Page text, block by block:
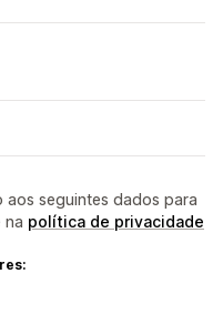
aos seguintes dados para
na política de privacidade